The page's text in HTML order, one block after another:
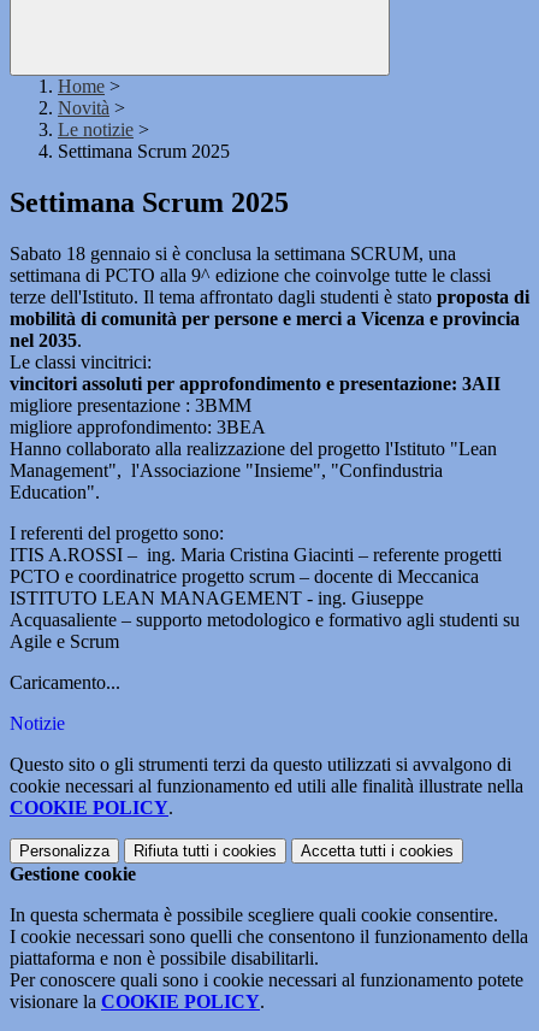
Home >
Novità >
Le notizie >
Settimana Scrum 2025
Settimana Scrum 2025
Sabato 18 gennaio si è conclusa la settimana SCRUM, una
settimana di PCTO alla 9^ edizione che coinvolge tutte le classi
terze dell'Istituto. Il tema affrontato dagli studenti è stato proposta di
mobilità di comunità per persone e merci a Vicenza e provincia
nel 2035.
Le classi vincitrici:
vincitori assoluti per approfondimento e presentazione: 3AII
migliore presentazione : 3BMM
migliore approfondimento: 3BEA
Hanno collaborato alla realizzazione del progetto l'Istituto "Lean
Management", l'Associazione "Insieme", "Confindustria
Education".
I referenti del progetto sono:
ITIS A.ROSSI – ing. Maria Cristina Giacinti – referente progetti
PCTO e coordinatrice progetto scrum – docente di Meccanica
ISTITUTO LEAN MANAGEMENT - ing. Giuseppe
Acquasaliente – supporto metodologico e formativo agli studenti su
Agile e Scrum
Caricamento...
Notizie
Questo sito o gli strumenti terzi da questo utilizzati si avvalgono di
cookie necessari al funzionamento ed utili alle finalità illustrate nella
COOKIE POLICY.
Personalizza Rifiuta tutti i cookies Accetta tutti i cookies
Gestione cookie
In questa schermata è possibile scegliere quali cookie consentire.
I cookie necessari sono quelli che consentono il funzionamento della
piattaforma e non è possibile disabilitarli.
Per conoscere quali sono i cookie necessari al funzionamento potete
visionare la COOKIE POLICY.